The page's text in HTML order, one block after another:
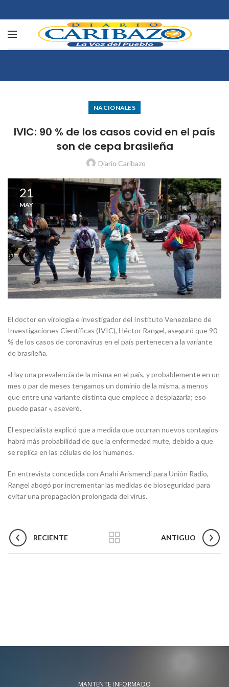
NACIONALES
IVIC: 90 % de los casos covid en el país
son de cepa brasileña
Diario Caribazo
21
MAY
El doctor en virología e investigador del Instituto Venezolano de
Investigaciones Científicas (IVIC), Héctor Rangel, aseguró que 90
% de los casos de coronavirus en el país pertenecen a la variante
de brasileña.
«Hay una prevalencia de la misma en el país, y probablemente en un
mes o par de meses tengamos un dominio de la misma, a menos
que entre una variante distinta que empiece a desplazarla; eso
puede pasar «, aseveró.
El especialista explicó que a medida que ocurran nuevos contagios
habrá más probabilidad de que la enfermedad mute, debido a que
se replica en las células de los humanos.
En entrevista concedida con Anahí Arismendi para Unión Radio,
Rangel abogó por incrementar las medidas de bioseguridad para
evitar una propagación prolongada del virus.
RECIENTE ANTIGUO
MANTENTE INFORMADO